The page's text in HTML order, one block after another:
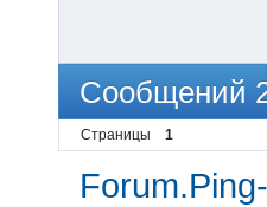
Сообщений
Страницы 1